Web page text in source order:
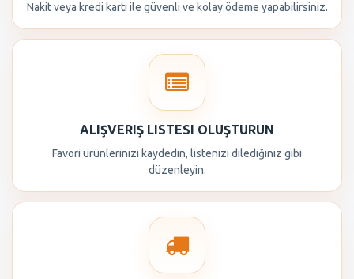
Nakit veya kredi kartı ile güvenli ve kolay ödeme yapabilirsiniz.
ALIŞVERIŞ LISTESI OLUŞTURUN
Favori ürünlerinizi kaydedin, listenizi dilediğiniz gibi
düzenleyin.